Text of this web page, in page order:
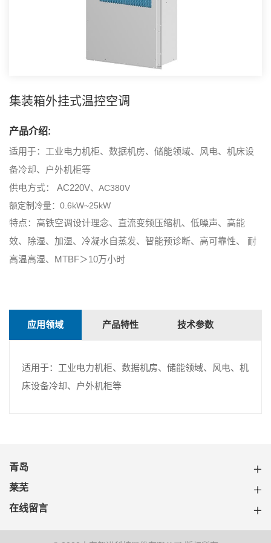
集装箱外挂式温控空调
产品介绍:
适用于：工业电力机柜、数据机房、储能领域、风电、机床设
备冷却、户外机柜等
供电方式： AC220V、AC380V
额定制冷量：0.6kW~25kW
特点：高铁空调设计理念、直流变频压缩机、低噪声、高能
效、除湿、加湿、冷凝水自蒸发、智能预诊断、高可靠性、 耐
高温高湿、MTBF＞10万小时
应用领域 产品特性 技术参数
适用于：工业电力机柜、数据机房、储能领域、风电、机
床设备冷却、户外机柜等
青岛
莱芜
在线留言